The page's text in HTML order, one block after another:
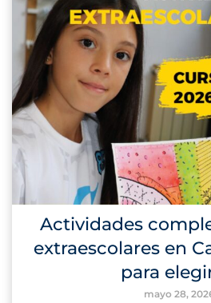
Actividades
extraescolares en
para
mayo 28,